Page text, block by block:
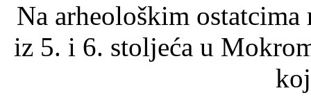
Na arheološkim
iz 5. i 6. stoljeća u